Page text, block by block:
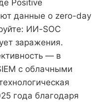
Positive
данные о zero-day
ИИ-SOC
заражения.
— в
с облачными
года благодаря